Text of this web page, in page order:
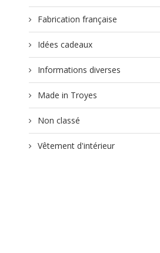
Fabrication française
Idées cadeaux
Informations diverses
Made in Troyes
Non classé
Vêtement d'intérieur